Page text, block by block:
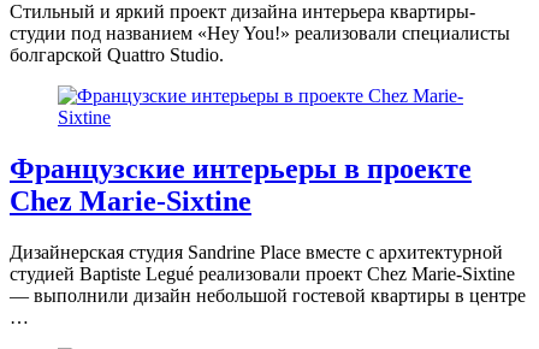
Стильный и яркий проект дизайна интерьера квартиры-
студии под названием «Hey You!» реализовали специалисты
болгарской Quattro Studio.
Французские интерьеры в проекте
Chez Marie-Sixtine
Дизайнерская студия Sandrine Place вместе с архитектурной
студией Baptiste Legué реализовали проект Chez Marie-Sixtine
— выполнили дизайн небольшой гостевой квартиры в центре
…